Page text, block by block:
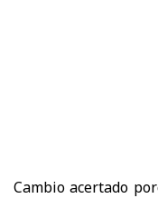
Cambio acertado